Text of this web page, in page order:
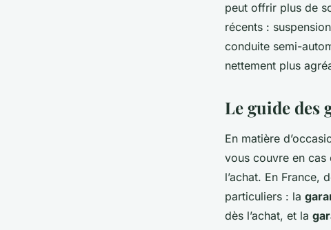
peut offrir plus de
récents :
conduite semi-
nettement plus
Le guide des
En matière
vous couvre en cas
l’achat. En France,
particuliers : la
dès l’achat, et la